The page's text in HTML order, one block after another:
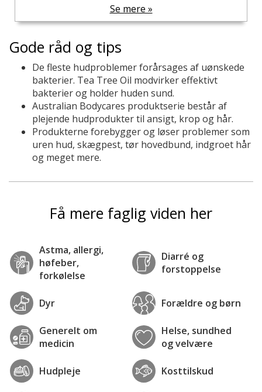
Se mere »
Gode råd og tips
De fleste hudproblemer forårsages af uønskede
bakterier. Tea Tree Oil modvirker effektivt
bakterier og holder huden sund.
Australian Bodycares produktserie består af
plejende hudprodukter til ansigt, krop og hår.
Produkterne forebygger og løser problemer som
uren hud, skægpest, tør hovedbund, indgroet hår
og meget mere.
Få mere faglig viden her
Astma, allergi,
høfeber,
forkølelse
Diarré og
forstoppelse
Dyr Forældre og børn
Generelt om
medicin
Helse, sundhed
og velvære
Hudpleje Kosttilskud